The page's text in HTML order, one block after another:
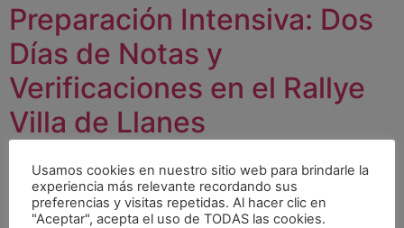
Preparación Intensiva: Dos
Días de Notas y
Verificaciones en el Rallye
Villa de Llanes
Usamos cookies en nuestro sitio web para brindarle la
experiencia más relevante recordando sus
preferencias y visitas repetidas. Al hacer clic en
"Aceptar", acepta el uso de TODAS las cookies.